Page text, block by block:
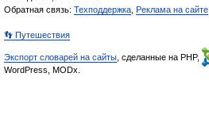
Обратная связь: Техподдержка Реклама на сайте
👣 Путешествия
Экспорт словарей на сайты , сделанные на PHP,
WordPress, MODx.